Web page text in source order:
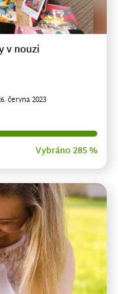
v nouzi
června 2023
Vybráno 285 %